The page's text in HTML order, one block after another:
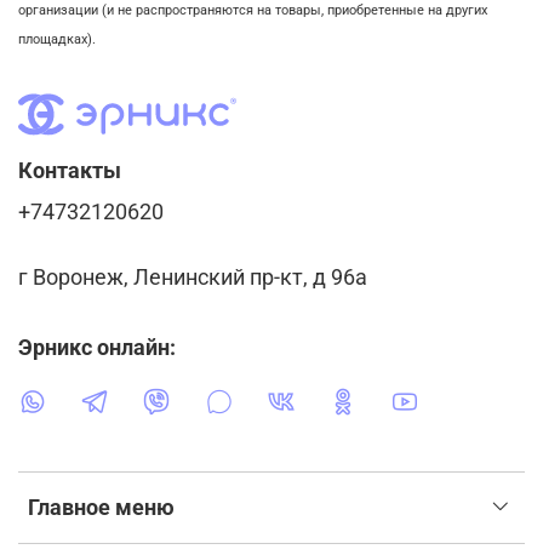
организации (и не распространяются на товары, приобретенные на других
площадках).
Главное меню
Контакты
+74732120620
г Воронеж, Ленинский пр-кт, д 96а
Эрникс онлайн: